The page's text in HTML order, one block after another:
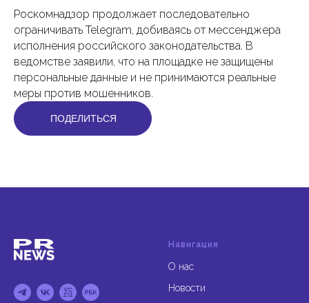
Роскомнадзор продолжает последовательно
ограничивать Telegram, добиваясь от мессенджера
исполнения российского законодательства. В
ведомстве заявили, что на площадке не защищены
персональные данные и не принимаются реальные
меры против мошенников.
ПОДЕЛИТЬСЯ
Навигация
О нас
Новости